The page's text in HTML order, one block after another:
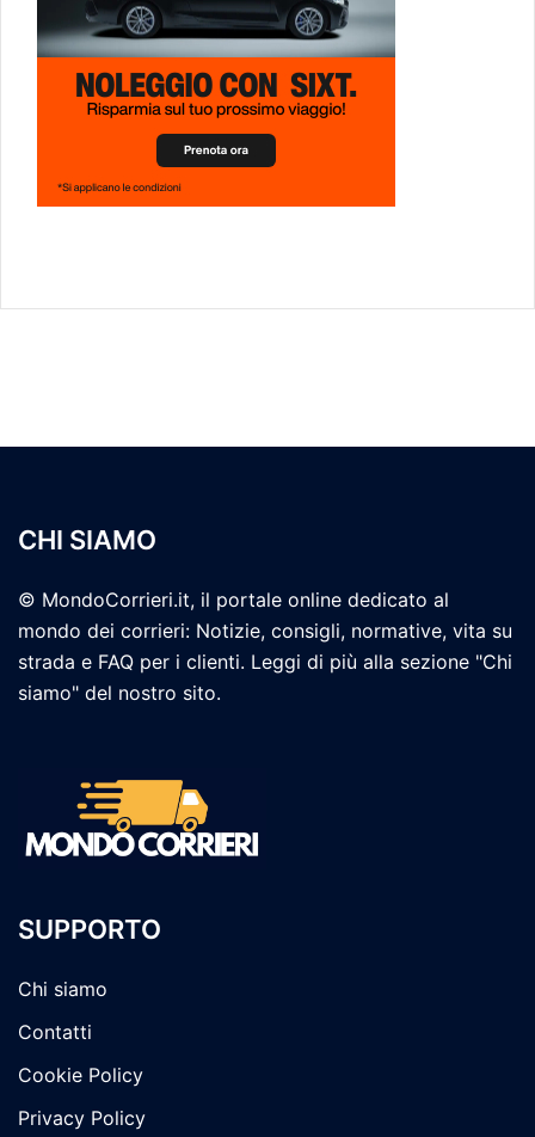
CHI SIAMO
© MondoCorrieri.it, il portale online dedicato al
mondo dei corrieri: Notizie, consigli, normative, vita su
strada e FAQ per i clienti. Leggi di più alla sezione "Chi
siamo" del nostro sito.
SUPPORTO
Chi siamo
Contatti
Cookie Policy
Privacy Policy